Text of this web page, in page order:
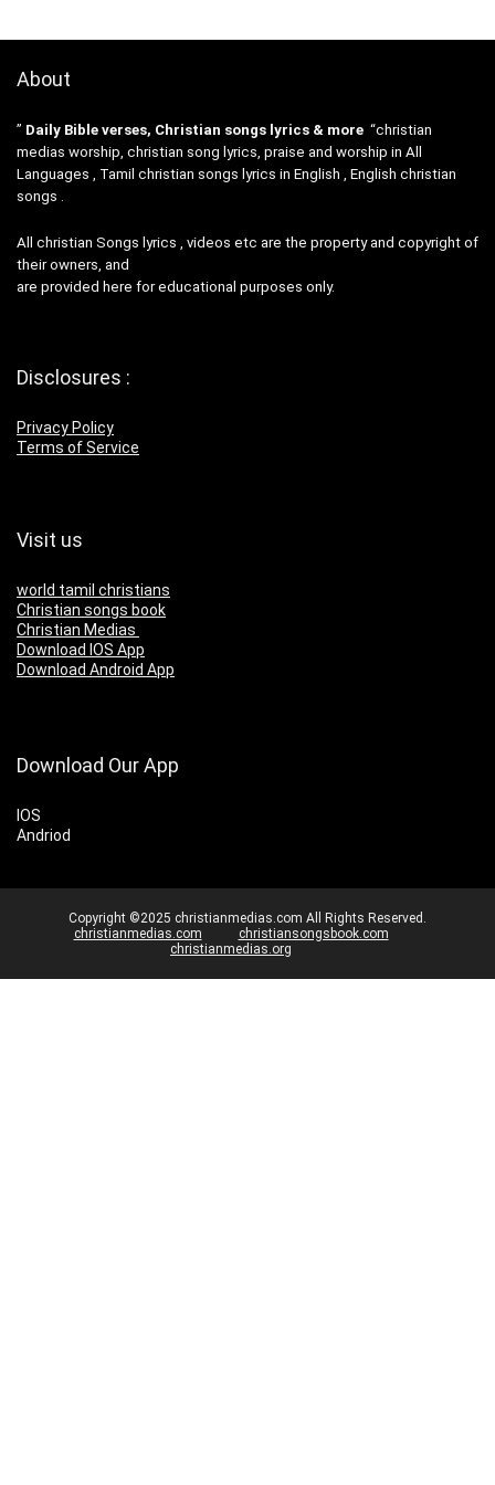
About
” Daily Bible verses, Christian songs lyrics & more “christian
medias worship, christian song lyrics, praise and worship in All
Languages , Tamil christian songs lyrics in English , English christian
songs .
All christian Songs lyrics , videos etc are the property and copyright of
their owners, and
are provided here for educational purposes only.
Disclosures :
Privacy Policy
Terms of Service
Visit us
world tamil christians
Christian songs book
Christian Medias
Download IOS App
Download Android App
Download Our App
IOS
Andriod
Copyright ©2025 christianmedias.com All Rights Reserved.
christianmedias.com
christiansongsbook.com
christianmedias.org